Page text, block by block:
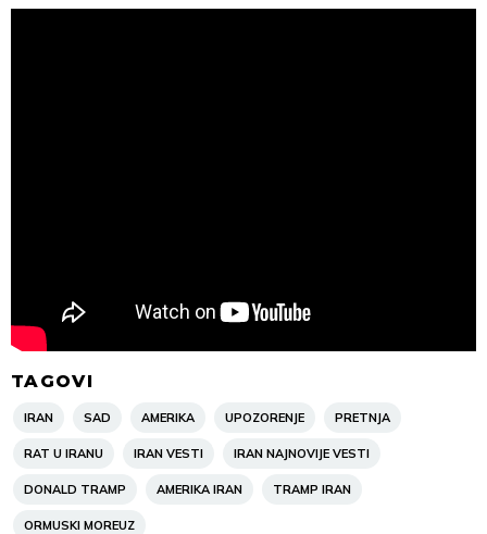
TAGOVI
IRAN SAD AMERIKA UPOZORENJE PRETNJA
RAT U IRANU IRAN VESTI IRAN NAJNOVIJE VESTI
DONALD TRAMP AMERIKA IRAN TRAMP IRAN
ORMUSKI MOREUZ